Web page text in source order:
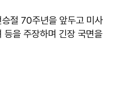
절 70주년을 앞두고 미사
등을 주장하며 긴장 국면을